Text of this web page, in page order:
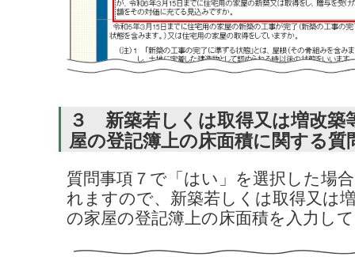
３ 新築若しくは取得又は増改築
屋の登記簿上の床面積に関する質
質問事項７で「はい」を選択した場
れますので、新築若しくは取得又は
の家屋の登記簿上の床面積を入力し